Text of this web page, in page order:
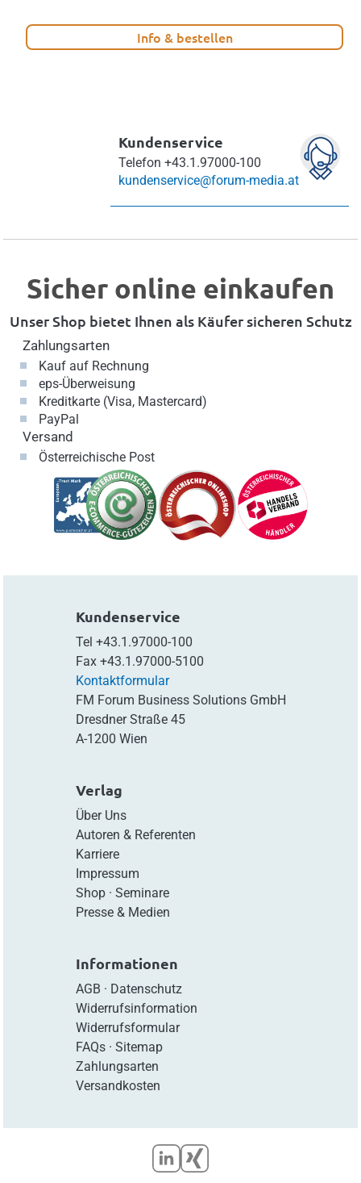
Info & bestellen
Kundenservice
Telefon +43.1.97000-100
kundenservice@forum-media.at
Sicher online einkaufen
Unser Shop bietet Ihnen als Käufer sicheren Schutz
Zahlungsarten
Kauf auf Rechnung
eps-Überweisung
Kreditkarte (Visa, Mastercard)
PayPal
Versand
Österreichische Post
Kundenservice
Tel +43.1.97000-100
Fax +43.1.97000-5100
Kontaktformular
FM Forum Business Solutions GmbH
Dresdner Straße 45
A-1200 Wien
Verlag
Über Uns
Autoren & Referenten
Karriere
Impressum
Shop· Seminare
Presse & Medien
Informationen
AGB · Datenschutz
Widerrufsinformation
Widerrufsformular
FAQs· Sitemap
Zahlungsarten
Versandkosten